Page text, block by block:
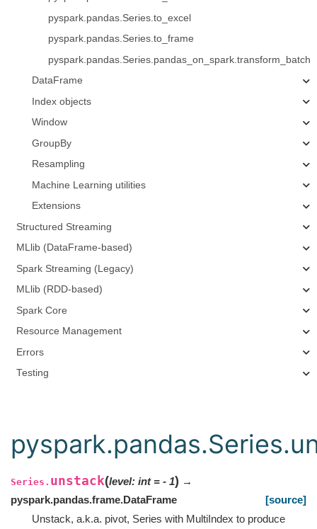
pyspark.pandas.Series.to_excel
pyspark.pandas.Series.to_frame
pyspark.pandas.Series.pandas_on_spark.transform_batch
DataFrame
Index objects
Window
GroupBy
Resampling
Machine Learning utilities
Extensions
Structured Streaming
MLlib (DataFrame-based)
Spark Streaming (Legacy)
MLlib (RDD-based)
Spark Core
Resource Management
Errors
Testing
Series. unstack(level: int = - 1) →
pyspark.pandas.frame.DataFrame
[source]
Unstack, a.k.a. pivot, Series with MultiIndex to produce